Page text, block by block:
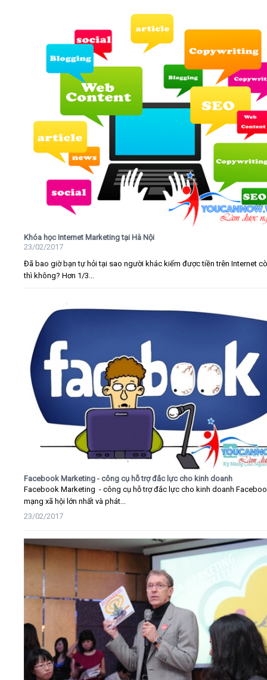
Khóa học Internet Marketing tại Hà Nội
23/02/2017
Đã bao giờ bạn tự hỏi tại sao người khác kiếm được tiền trên Internet
thì không? Hơn 1/3...
Facebook Marketing - công cụ hỗ trợ đắc lực cho kinh doanh
Facebook Marketing - công cụ hỗ trợ đắc lực cho kinh doanh
mạng xã hội lớn nhất và phát...
23/02/2017